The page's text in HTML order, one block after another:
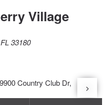
Village
33180